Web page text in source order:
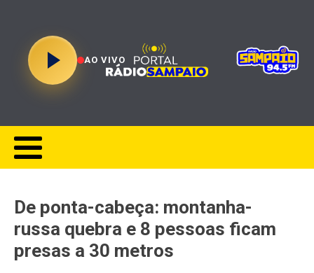
AO VIVO
De ponta-cabeça: montanha-
russa quebra e 8 pessoas ficam
presas a 30 metros